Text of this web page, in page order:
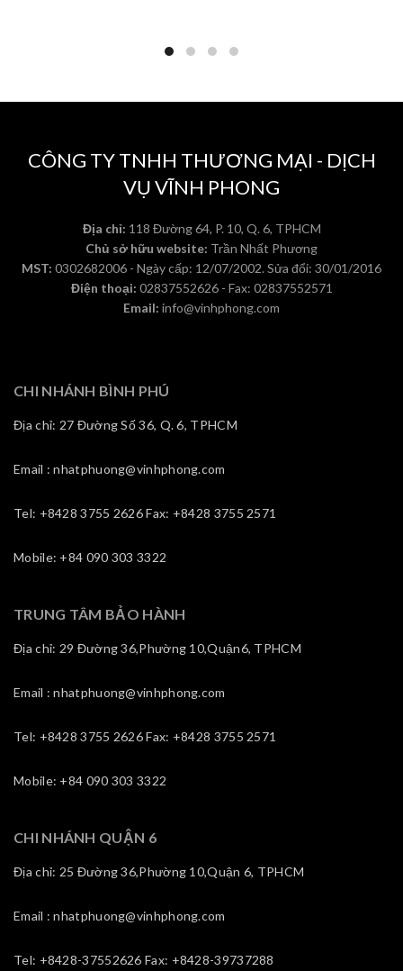
CÔNG TY TNHH THƯƠNG MẠI - DỊCH
VỤ VĨNH PHONG
Địa chỉ: 118 Đường 64, P. 10, Q. 6, TPHCM
Chủ sở hữu website: Trần Nhất Phương
MST: 0302682006 - Ngày cấp: 12/07/2002. Sửa đổi: 30/01/2016
Điện thoại: 02837552626 - Fax: 02837552571
Email: info@vinhphong.com
CHI NHÁNH BÌNH PHÚ
Địa chỉ: 27 Đường Số 36, Q. 6, TPHCM
Email : nhatphuong@vinhphong.com
Tel: +8428 3755 2626 Fax: +8428 3755 2571
Mobile: +84 090 303 3322
TRUNG TÂM BẢO HÀNH
Địa chỉ: 29 Đường 36,Phường 10,Quận6, TPHCM
Email : nhatphuong@vinhphong.com
Tel: +8428 3755 2626 Fax: +8428 3755 2571
Mobile: +84 090 303 3322
CHI NHÁNH QUẬN 6
Địa chỉ: 25 Đường 36,Phường 10,Quận 6, TPHCM
Email : nhatphuong@vinhphong.com
Tel: +8428-37552626 Fax: +8428-39737288